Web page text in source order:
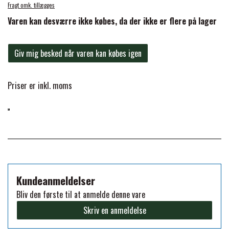
PREMIER EQUINE SADEL TILBEHØR
PREMIER EQUINE SADELUNDERLAG
PREMIER EQUINE PADS
BESKYTTELSE
PREMIER EQUINE KØLETERAPI
KÄLLQUIST EQUESTIAN
LEMIEUX
LIKIT
Fragt omk. tillægges
Varen kan desværre ikke købes, da der ikke er flere på lager
Giv mig besked når varen kan købes igen
Priser er inkl. moms
Kundeanmeldelser
Bliv den første til at anmelde denne vare
Skriv en anmeldelse